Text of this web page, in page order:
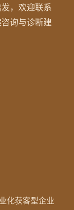
，欢迎联系
询与诊断建
化获客型企业